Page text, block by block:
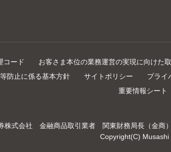
コード お客さま本位の業務運営の実現に向けた
防止に係る基本方針
サイトポリシー プライ
重要情報シート
株式会社 金融商品取引業者 関東財務局長（金商
Copyright(C) Musashi